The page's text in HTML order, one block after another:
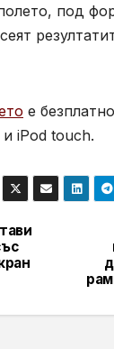
под
е
и iPod touch.